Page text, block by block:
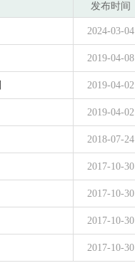
发布时间
2024-03-04
2019-04-08
2019-04-02
2019-04-02
2018-07-24
2017-10-30
2017-10-30
2017-10-30
2017-10-30